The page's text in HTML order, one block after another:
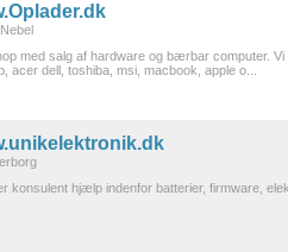
med salg af hardware og bærbar computer.
acer dell, toshiba, msi, macbook, apple o...
konsulent hjælp indenfor batterier, firmware,